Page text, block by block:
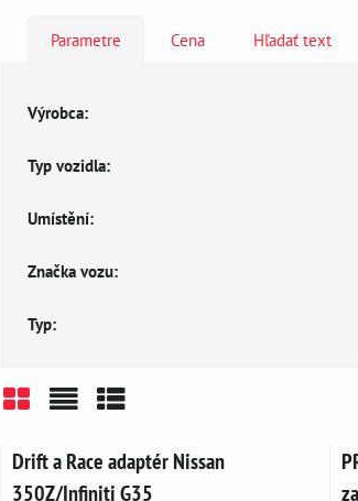
Parametre Cena Hľadať text
Výrobca:
Typ vozidla:
Umístění:
Značka vozu:
Typ:
Drift a Race adaptér Nissan
350Z/Infiniti G35